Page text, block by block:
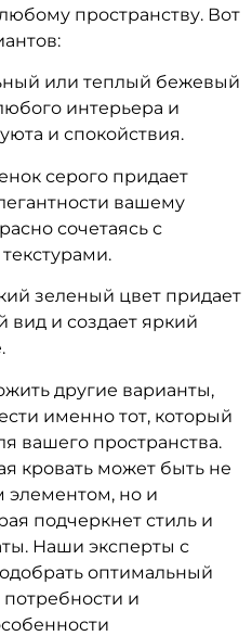
пространству. Вот
или теплый бежевый
интерьера и
и спокойствия.
серого придает
вашему
сочетаясь с
зеленый цвет придает
и создает яркий
другие варианты,
именно тот, который
вашего пространства.
кровать может быть не
элементом, но и
подчеркнет стиль и
Наши эксперты с
оптимальный
и